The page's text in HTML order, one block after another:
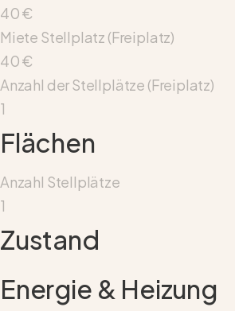
40 €
Miete Stellplatz (Freiplatz)
40 €
Anzahl der Stellplätze (Freiplatz)
1
Flächen
Anzahl Stellplätze
1
Zustand
Energie & Heizung